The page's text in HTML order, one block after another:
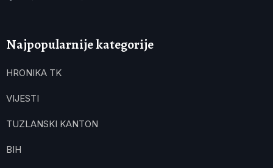
Najpopularnije kategorije
HRONIKA TK
VIJESTI
TUZLANSKI KANTON
BIH